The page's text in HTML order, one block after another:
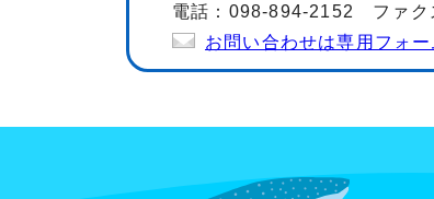
電話：098-894-2152 ファク
お問い合わせは専用フォー